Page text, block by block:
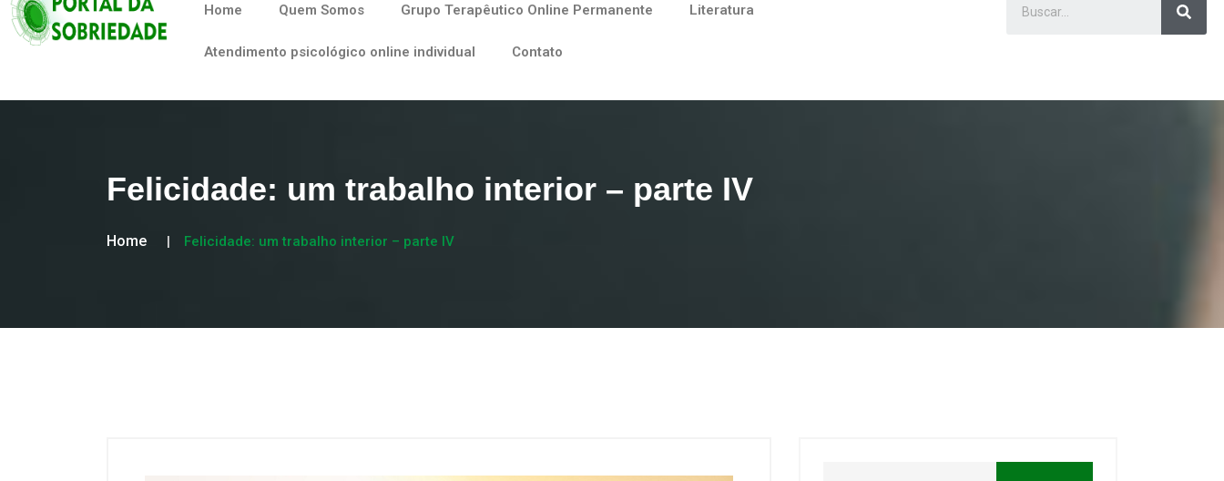
Home Quem Somos Grupo Terapêutico Online Permanente Literatura
Atendimento psicológico online individual Contato
Felicidade: um trabalho interior – parte IV
Home Felicidade: um trabalho interior – parte IV